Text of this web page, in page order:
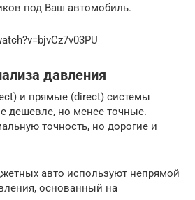
под Ваш автомобиль.
давления
и прямые (direct) системы
дешевле, но менее точные.
точность, но дорогие и
авто используют непрямой
основанный на